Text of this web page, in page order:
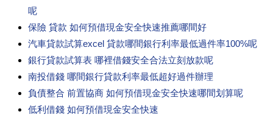
呢
保險 貸款 如何預借現金安全快速推薦哪間好
汽車貸款試算excel 貸款哪間銀行利率最低過件率100%呢
銀行貸款試算表 哪裡借錢安全合法立刻放款呢
南投借錢 哪間銀行貸款利率最低超好過件辦理
負債整合 前置協商 如何預借現金安全快速哪間划算呢
低利借錢 如何預借現金安全快速